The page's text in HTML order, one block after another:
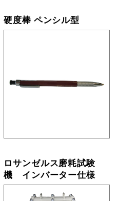
硬度棒 ペンシル型
ロサンゼルス磨耗試験
機 インバーター仕様